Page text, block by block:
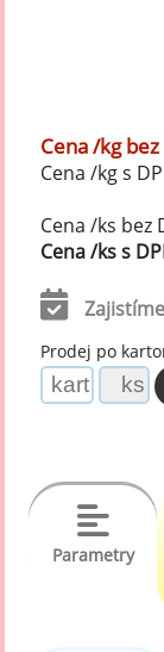
Cena /kg
Cena /kg s
Cena /ks bez
Cena /ks s
Prodej po
Parametry